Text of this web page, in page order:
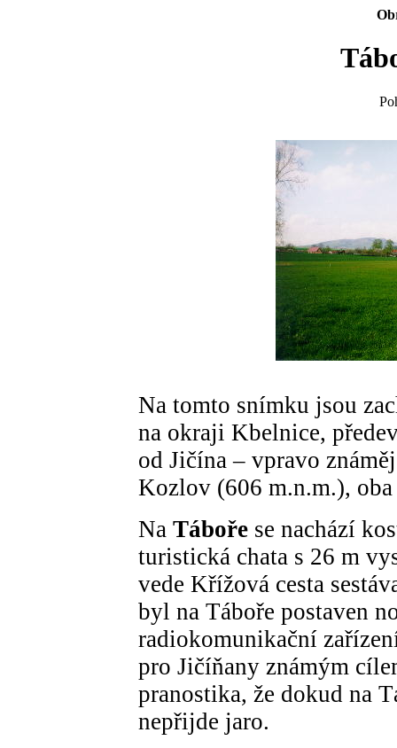
Na tomto snímku jsou
na okraji Kbelnice,
od Jičína – vpravo
Kozlov (606 m.n.m.),
Na Táboře se nachází
turistická chata s 26 m
vede Křížová cesta
byl na Táboře postaven
radiokomunikační
pro Jičíňany známým
pranostika, že dokud na
nepřijde jaro.